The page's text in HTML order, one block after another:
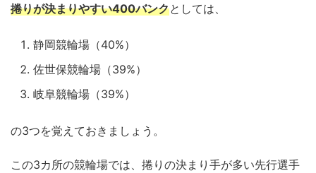
捲りが決まりやすい400バンクとしては、
静岡競輪場（40%）
佐世保競輪場（39%）
岐阜競輪場（39%）
の3つを覚えておきましょう。
この3カ所の競輪場では、捲りの決まり手が多い先行選手